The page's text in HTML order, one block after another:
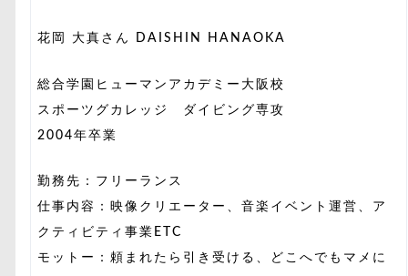
花岡 大真さん DAISHIN HANAOKA
総合学園ヒューマンアカデミー大阪校
スポーツグカレッジ ダイビング専攻
2004年卒業
勤務先：フリーランス
仕事内容：映像クリエーター、音楽イベント運営、ア
クティビティ事業ETC
モットー：頼まれたら引き受ける、どこへでもマメに